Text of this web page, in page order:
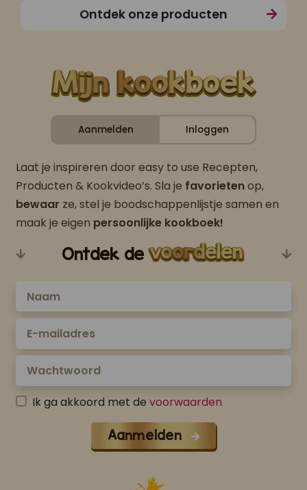
Ontdek onze producten
Aanmelden Inloggen
Laat je inspireren door easy to use Recepten,
Producten & Kookvideo’s. Sla je favorietenop,
bewaar ze, stel je boodschappenlijstje samen en
maak je eigen persoonlijke kookboek!
Ontdek de
Ik ga akkoord met de voorwaarden
Aanmelden